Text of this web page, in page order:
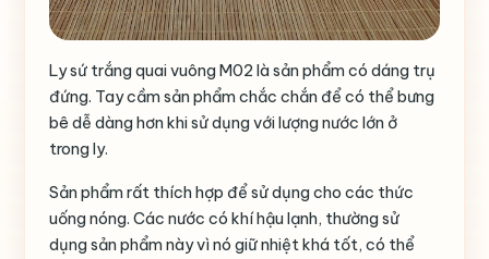
Ly sứ trắng quai vuông M02 là sản phẩm có dáng trụ
đứng. Tay cầm sản phẩm chắc chắn để có thể bưng
bê dễ dàng hơn khi sử dụng với lượng nước lớn ở
trong ly.
Sản phẩm rất thích hợp để sử dụng cho các thức
uống nóng. Các nước có khí hậu lạnh, thường sử
dụng sản phẩm này vì nó giữ nhiệt khá tốt, có thể